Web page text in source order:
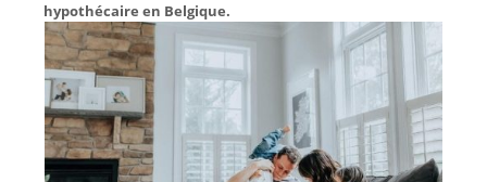
hypothécaire en Belgique.